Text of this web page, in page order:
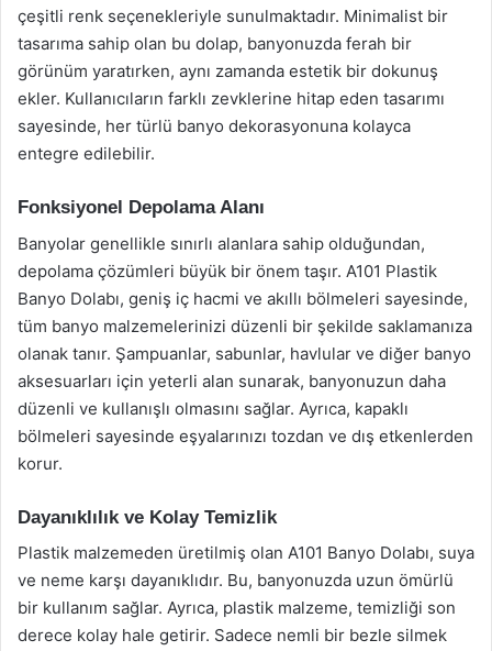
çeşitli renk seçenekleriyle sunulmaktadır. Minimalist bir
tasarıma sahip olan bu dolap, banyonuzda ferah bir
görünüm yaratırken, aynı zamanda estetik bir dokunuş
ekler. Kullanıcıların farklı zevklerine hitap eden tasarımı
sayesinde, her türlü banyo dekorasyonuna kolayca
entegre edilebilir.
Fonksiyonel Depolama Alanı
Banyolar genellikle sınırlı alanlara sahip olduğundan,
depolama çözümleri büyük bir önem taşır. A101 Plastik
Banyo Dolabı, geniş iç hacmi ve akıllı bölmeleri sayesinde,
tüm banyo malzemelerinizi düzenli bir şekilde saklamanıza
olanak tanır. Şampuanlar, sabunlar, havlular ve diğer banyo
aksesuarları için yeterli alan sunarak, banyonuzun daha
düzenli ve kullanışlı olmasını sağlar. Ayrıca, kapaklı
bölmeleri sayesinde eşyalarınızı tozdan ve dış etkenlerden
korur.
Dayanıklılık ve Kolay Temizlik
Plastik malzemeden üretilmiş olan A101 Banyo Dolabı, suya
ve neme karşı dayanıklıdır. Bu, banyonuzda uzun ömürlü
bir kullanım sağlar. Ayrıca, plastik malzeme, temizliği son
derece kolay hale getirir. Sadece nemli bir bezle silmek